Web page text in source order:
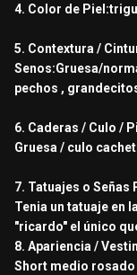
4. Color de
5. Contextura /
Senos:Gruesa/
pechos ,
6. Caderas / Culo /
Gruesa / culo
7. Tatuajes o Señas
Tenia un tatuaje en
"ricardo" el único
8. Apariencia /
Short medio rosado